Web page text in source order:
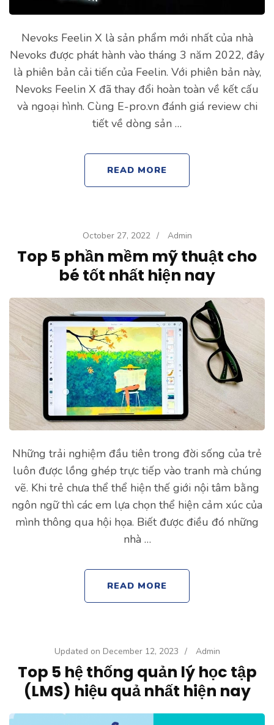
Nevoks Feelin X là sản phẩm mới nhất của nhà
Nevoks được phát hành vào tháng 3 năm 2022, đây
là phiên bản cải tiến của Feelin. Với phiên bản này,
Nevoks Feelin X đã thay đổi hoàn toàn về kết cấu
và ngoại hình. Cùng E-pro.vn đánh giá review chi
tiết về dòng sản …
READ MORE
October 27, 2022 / Admin
Top 5 phần mềm mỹ thuật cho
bé tốt nhất hiện nay
Những trải nghiệm đầu tiên trong đời sống của trẻ
luôn được lồng ghép trực tiếp vào tranh mà chúng
vẽ. Khi trẻ chưa thể thể hiện thế giới nội tâm bằng
ngôn ngữ thì các em lựa chọn thể hiện cảm xúc của
mình thông qua hội họa. Biết được điều đó những
nhà …
READ MORE
Updated on December 12, 2023 / Admin
Top 5 hệ thống quản lý học tập
(LMS) hiệu quả nhất hiện nay